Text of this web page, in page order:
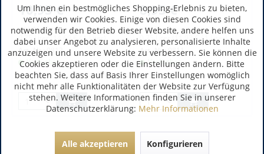
10,95 €
inkl. MwSt.
0.75 Liter(14,60 € / 1 Liter)
Art.-Nr.:9813
Verfügbar
8,95 €
inkl. MwSt.
0.75 Liter(11,93 € / 1 Liter)
Art.-Nr.:9811
Verfügbar
Um Ihnen ein bestmögliches Shopping-Erlebnis zu bieten,
verwenden wir Cookies. Einige von diesen Cookies sind
notwendig für den Betrieb dieser Website, andere helfen uns
dabei unser Angebot zu analysieren, personalisierte Inhalte
anzuzeigen und unsere Website zu verbessern. Sie können die
Cookies akzeptieren oder die Einstellungen ändern. Bitte
beachten Sie, dass auf Basis Ihrer Einstellungen womöglich
nicht mehr alle Funktionalitäten der Website zur Verfügung
stehen. Weitere Informationen finden Sie in unserer
Datenschutzerklärung: Mehr Informationen
Alle akzeptieren Konfigurieren